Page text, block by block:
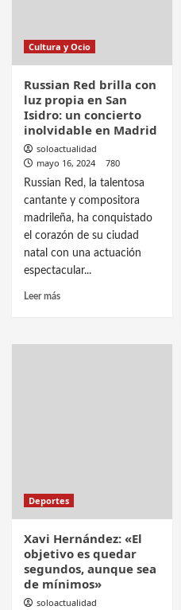
Cultura y Ocio
Russian Red brilla con
luz propia en San
Isidro: un concierto
inolvidable en Madrid
soloactualidad
mayo 16, 2024
780
Russian Red, la talentosa
cantante y compositora
madrileña, ha conquistado
el corazón de su ciudad
natal con una actuación
espectacular...
Leer más
Deportes
Xavi Hernández: «El
objetivo es quedar
segundos, aunque sea
de mínimos»
soloactualidad